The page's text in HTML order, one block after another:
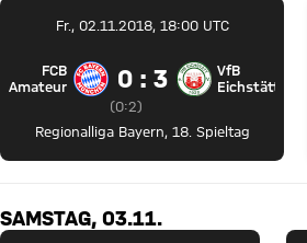
Fr., 02.11.2018, 18:00 UTC
FC Bayern Amateure
FCB
Amateure
0 zu 3
0 : 3
(Zwischenergebnis:
0 zu 2 nach Erste Halbzeit
0:2)
VfB
Eichstätt
Regionalliga Bayern 18. Spieltag
SAMSTAG, 03.11.